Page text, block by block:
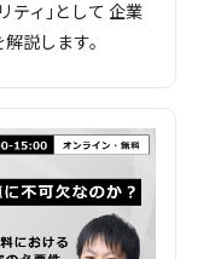
ティ｣として 企業
説します。